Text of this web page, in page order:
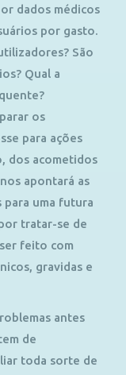
dados médicos
por gasto.
São
Qual a
os
para ações
dos acometidos
apontará as
uma futura
tratar-se de
feito com
gravidas e
antes
de
toda sorte de